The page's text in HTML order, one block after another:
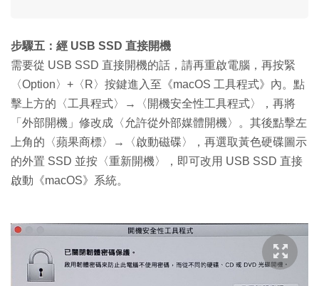
步驟五：經 USB SSD 直接開機
需要從 USB SSD 直接開機的話，請再重啟電腦，再按緊
〈Option〉+〈R〉按鍵進入至《macOS 工具程式》內。點
擊上方的〈工具程式〉→〈開機安全性工具程式〉，再將
「外部開機」修改成〈允許從外部媒體開機〉。其後點擊左
上角的〈蘋果商標〉→〈啟動磁碟〉，再選取黃色硬碟圖示
的外置 SSD 並按〈重新開機〉，即可改用 USB SSD 直接
啟動《macOS》系統。